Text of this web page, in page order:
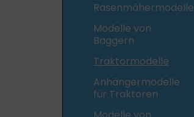
Rasenmähermodelle
Modelle von
Baggern
Traktormodelle
Anhängermodelle
für Traktoren